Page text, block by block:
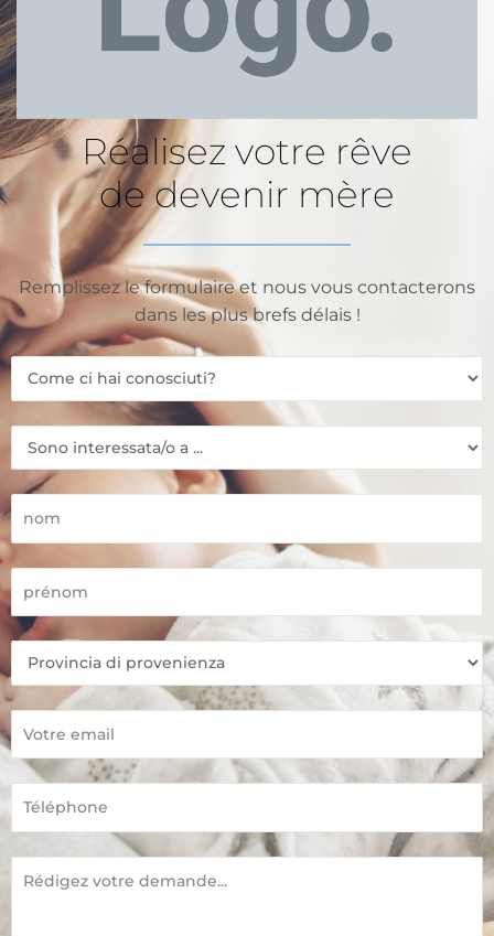
Réalisez votre rêve
de devenir mère
Remplissez le formulaire et nous vous contacterons
dans les plus brefs délais !